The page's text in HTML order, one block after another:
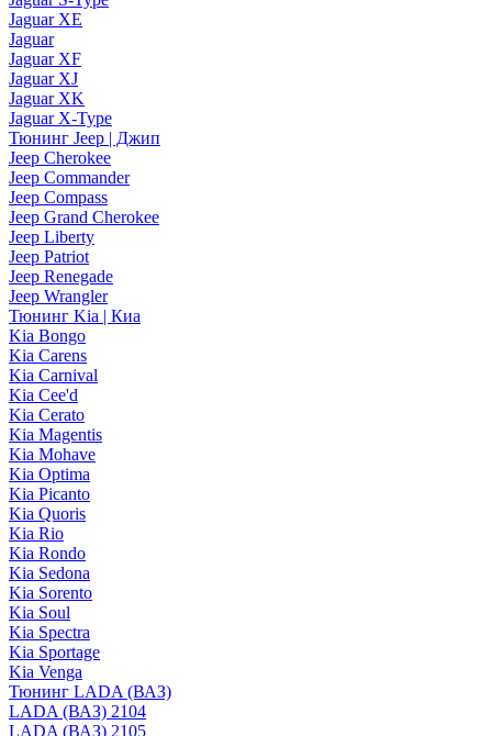
Jaguar XE
Jaguar
Jaguar XF
Jaguar XJ
Jaguar XK
Jaguar X-Type
Тюнинг Jeep | Джип
Jeep Cherokee
Jeep Commander
Jeep Compass
Jeep Grand Cherokee
Jeep Liberty
Jeep Patriot
Jeep Renegade
Jeep Wrangler
Тюнинг Kia | Киа
Kia Bongo
Kia Carens
Kia Carnival
Kia Cee'd
Kia Cerato
Kia Magentis
Kia Mohave
Kia Optima
Kia Picanto
Kia Quoris
Kia Rio
Kia Rondo
Kia Sedona
Kia Sorento
Kia Soul
Kia Spectra
Kia Sportage
Kia Venga
Тюнинг LADA (ВАЗ)
LADA (ВАЗ) 2104
LADA (ВАЗ) 2105